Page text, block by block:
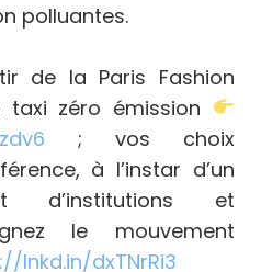
polluantes.
de la Paris Fashion
taxi zéro émission
; vos choix
à l’instar d’un
d’institutions et
le mouvement
lnkd.in/dxTNrRi3